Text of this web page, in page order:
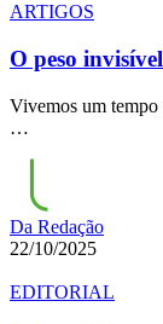
ARTIGOS
O peso
Vivemos um tempo
…
Da Redação
22/10/2025
EDITORIAL